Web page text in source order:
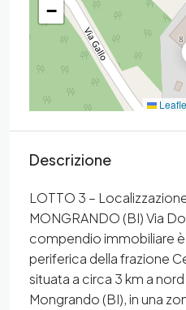
−
Descrizione
LOTTO 3 –
MONGRANDO (BI) Via
compendio immobiliare
periferica della frazione
situata a circa 3 km a
Mongrando (BI), in una